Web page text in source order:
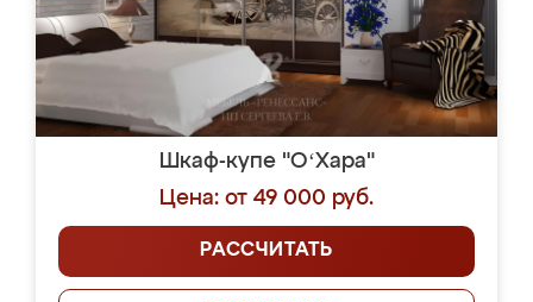
Шкаф-купе "OʻХара"
Цена: от 49 000 руб.
РАССЧИТАТЬ